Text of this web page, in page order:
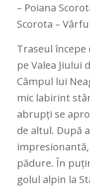
– Poiana
Scorota –
Traseul
pe Valea Jiului
Câmpul lui
mic labirint
abrupți se
de altul. După
pădure. În
golul alpin la